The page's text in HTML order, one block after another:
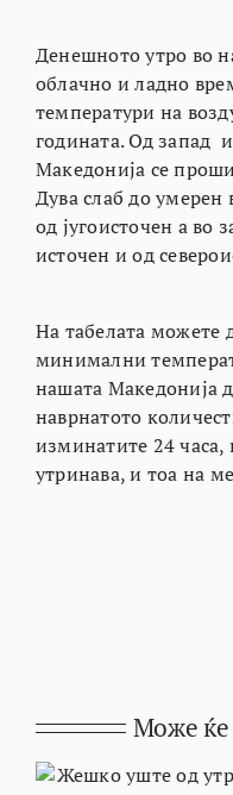
Денешното утро во
облачно и ладно
температури на
годината. Од запад
Македонија се
Дува слаб до умерен
од југоисточен а во
источен и од
На табелата можете
минимални
нашата Македонија
наврнатото
изминатите 24 часа,
утринава, и тоа на
Може ќе